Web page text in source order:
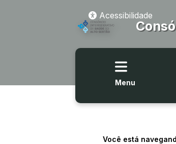
Acessibilidade
Menu
Você está